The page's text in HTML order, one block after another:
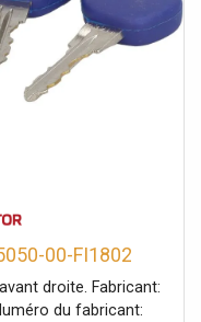
00-FI1802
droite. Fabricant:
du fabricant: